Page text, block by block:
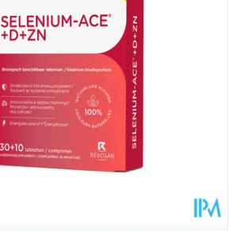
Kamertemperatuur (15°C - 25°C)